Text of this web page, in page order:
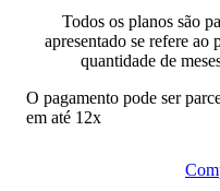
Todos os planos são
apresentado se refere
quantidade de
O pagamento pode ser
em até 12x